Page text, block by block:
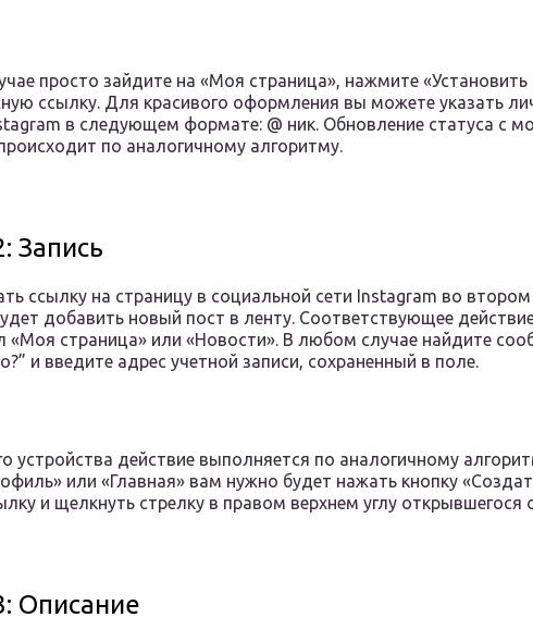
просто зайдите на «Моя страница», нажмите «Установить
ссылку. Для красивого оформления вы можете указать
в следующем формате: @ ник. Обновление статуса с
по аналогичному алгоритму.
Запись
ссылку на страницу в социальной сети Instagram во втором
добавить новый пост в ленту. Соответствующее
«Моя страница» или «Новости». В любом случае найдите
и введите адрес учетной записи, сохраненный в поле.
устройства действие выполняется по аналогичному
или «Главная» вам нужно будет нажать кнопку
и щелкнуть стрелку в правом верхнем углу открывшегося
Описание